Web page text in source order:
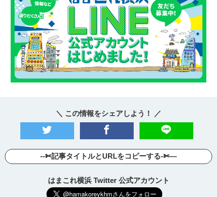
＼ この情報をシェアしよう！ ／
--✄記事タイトルとURLをコピーする-✄—
はまこれ横浜 Twitter 公式アカウント